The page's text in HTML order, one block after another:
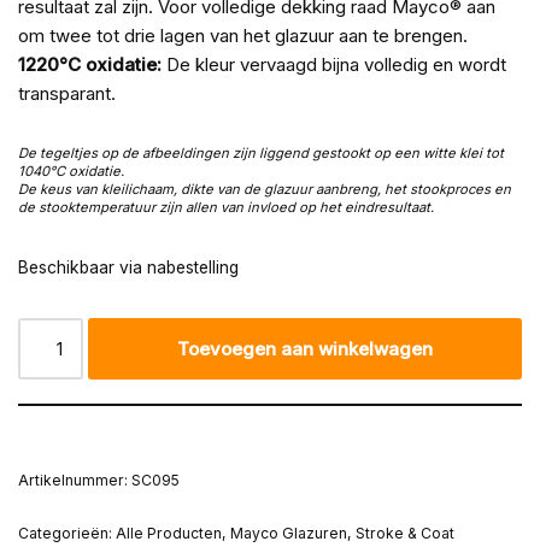
resultaat zal zijn. Voor volledige dekking raad Mayco® aan
om twee tot drie lagen van het glazuur aan te brengen.
1220°C oxidatie: De kleur vervaagd bijna volledig en wordt
transparant.
De tegeltjes op de afbeeldingen zijn liggend gestookt op een witte klei tot
1040°C oxidatie.
De keus van kleilichaam, dikte van de glazuur aanbreng, het stookproces en
de stooktemperatuur zijn allen van invloed op het eindresultaat.
Beschikbaar via nabestelling
Toevoegen aan winkelwagen
Artikelnummer: SC095
Categorieën: Alle Producten, Mayco Glazuren, Stroke & Coat